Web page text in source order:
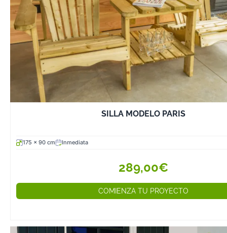
SILLA MODELO PARIS
175 x 90 cm Inmediata
289,00€
COMIENZA TU PROYECTO